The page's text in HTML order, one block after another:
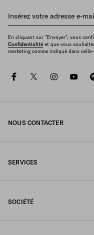
Insérez votre adresse e-
En cliquant sur "Envoyer", vous
Confidentialité et que vous
marketing comme indiqué dans
facebooktwitter
NOUS CONTACTER
SERVICES
SOCIÉTÉ